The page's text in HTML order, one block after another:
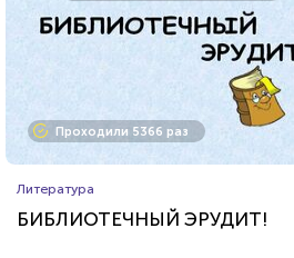
Проходили 5366 раз
Литература
БИБЛИОТЕЧНЫЙ ЭРУДИТ!